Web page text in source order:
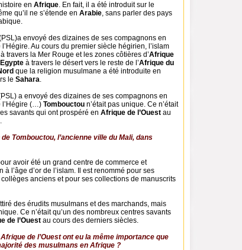
en Afrique. En fait, il a été introduit sur le
qu’il ne s’étende en Arabie, sans parler des pays
envoyé des dizaines de ses compagnons en
Au cours du premier siècle hégirien, l’islam
à travers la Mer Rouge et les zones côtières d’Afrique
Egypte à travers le désert vers le reste de l’Afrique du
que la religion musulmane a été introduite en
le Sahara.
a envoyé des dizaines de ses compagnons en
l’Hégire (…) Tombouctou n’était pas unique. Ce n’était
savants qui ont prospéré en Afrique de l’Ouest au
Tombouctou, l’ancienne ville du Mali, dans
avoir été un grand centre de commerce et
à l’âge d’or de l’islam. Il est renommé pour ses
anciens et pour ses collections de manuscrits
des érudits musulmans et des marchands, mais
Ce n’était qu’un des nombreux centres savants
de l’Ouest au cours des derniers siècles.
de l’Ouest ont eu la même importance que
des musulmans en Afrique ?